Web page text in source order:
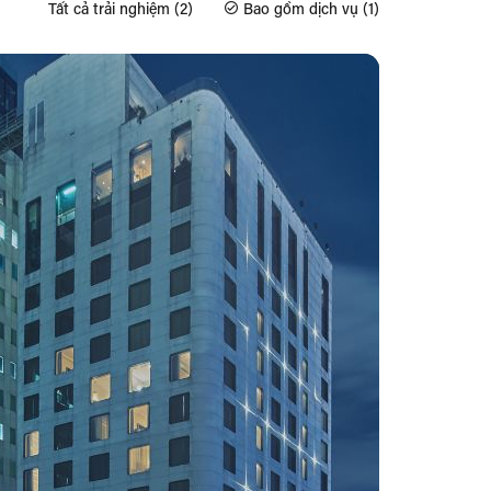
Tất cả trải nghiệm (2) Bao gồm dịch vụ (1)